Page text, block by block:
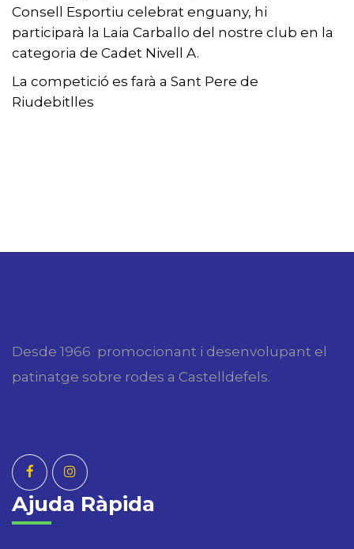
Consell Esportiu celebrat enguany, hi
participarà la Laia Carballo del nostre club en la
categoria de Cadet Nivell A.
La competició es farà a Sant Pere de
Riudebitlles
Desde 1966 promocionant i desenvolupant el
patinatge sobre rodes a Castelldefels.
Ajuda Ràpida